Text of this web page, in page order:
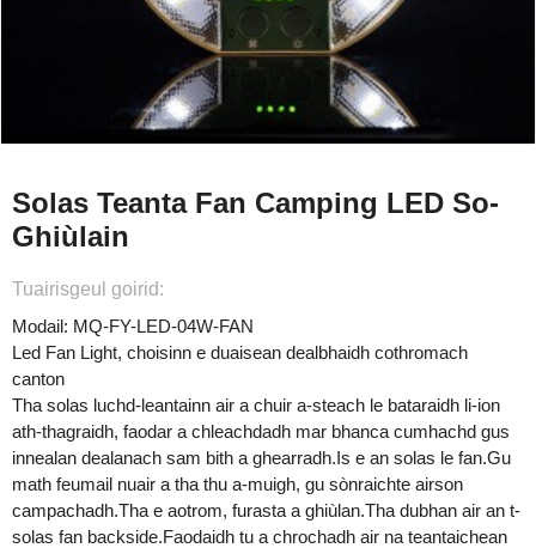
Solas Teanta Fan Camping LED So-
Ghiùlain
Tuairisgeul goirid:
Modail: MQ-FY-LED-04W-FAN
Led Fan Light, choisinn e duaisean dealbhaidh cothromach
canton
Tha solas luchd-leantainn air a chuir a-steach le bataraidh li-ion
ath-thagraidh, faodar a chleachdadh mar bhanca cumhachd gus
innealan dealanach sam bith a ghearradh.Is e an solas le fan.Gu
math feumail nuair a tha thu a-muigh, gu sònraichte airson
campachadh.Tha e aotrom, furasta a ghiùlan.Tha dubhan air an t-
solas fan backside.Faodaidh tu a chrochadh air na teantaichean